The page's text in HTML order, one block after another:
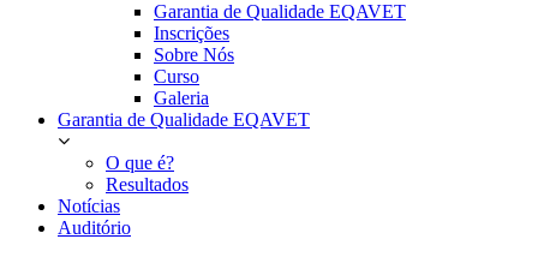
Garantia de Qualidade EQAVET
Inscrições
Sobre Nós
Curso
Galeria
Garantia de Qualidade EQAVET
O que é?
Resultados
Notícias
Auditório